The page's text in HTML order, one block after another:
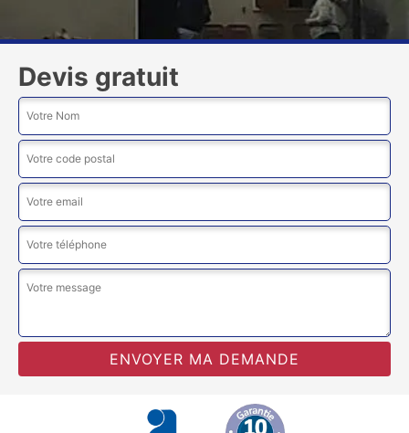
Devis gratuit